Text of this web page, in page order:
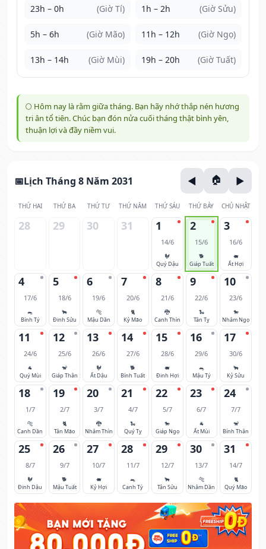
23h – 0h (Giờ Tí) 1h – 2h (Giờ Sửu)
5h – 6h (Giờ Mão) 11h – 12h (Giờ Ngọ)
13h – 14h (Giờ Mùi) 19h – 20h (Giờ Tuất)
🌕 Hôm nay là rằm giữa tháng. Bạn hãy nhớ thắp nén hương
tri ân tổ tiên. Chúc bạn đón nửa cuối tháng thật bình yên,
thuận lợi và đầy niềm vui.
Lịch Tháng 8 Năm 2031
THỨ HAI THỨ BA THỨ TƯ THỨ NĂM THỨ SÁU THỨ BẢY CHỦ NHẬT
28 29 30 31 1
14/6
🐓
Quý Dậu
2
15/6
🐕
Giáp Tuất
3
16/6
🐖
Ất Hợi
4
17/6
🐀
Bính Tý
5
18/6
🐂
Đinh Sửu
6
19/6
🐅
Mậu Dần
7
20/6
🐈
Kỷ Mão
8
21/6
🐉
Canh Thìn
9
22/6
🐍
Tân Tỵ
10
23/6
🐎
Nhâm Ngọ
11
24/6
🐐
Quý Mùi
12
25/6
🐒
Giáp Thân
13
26/6
🐓
Ất Dậu
14
27/6
🐕
Bính Tuất
15
28/6
🐖
Đinh Hợi
16
29/6
🐀
Mậu Tý
17
30/6
🐂
Kỷ Sửu
18
1/7
🐅
Canh Dần
19
2/7
🐈
Tân Mão
20
3/7
🐉
Nhâm Thìn
21
4/7
🐍
Quý Tỵ
22
5/7
🐎
Giáp Ngọ
23
6/7
🐐
Ất Mùi
24
7/7
🐒
Bính Thân
25
8/7
🐓
Đinh Dậu
26
9/7
🐕
Mậu Tuất
27
10/7
🐖
Kỷ Hợi
28
11/7
🐀
Canh Tý
29
12/7
🐂
Tân Sửu
30
13/7
🐅
Nhâm Dần
31
14/7
🐈
Quý Mão